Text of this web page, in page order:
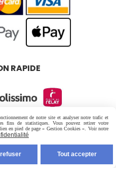
RAPIDE
générales de vente
Gestion cookies
de notre site et analyser notre trafic et
fins de statistiques. Vous pouvez retirer votre
en pied de page « Gestion Cookies ». Voir notre
Tout accepter